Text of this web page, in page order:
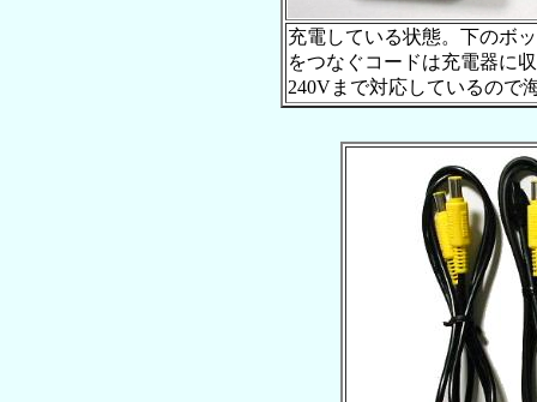
充電している状態。下のボ
をつなぐコードは充電器に
240Vまで対応しているので